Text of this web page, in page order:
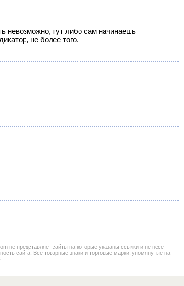
невозможно, тут либо сам начинаешь
не более того.
представляет сайты на которые указаны ссылки и не несет
сайта. Все товарные знаки и торговые марки, упомянутые на